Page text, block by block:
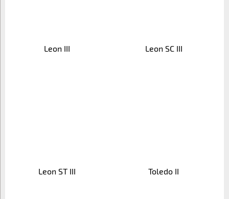
Leon III Leon SC III
Leon ST III Toledo II